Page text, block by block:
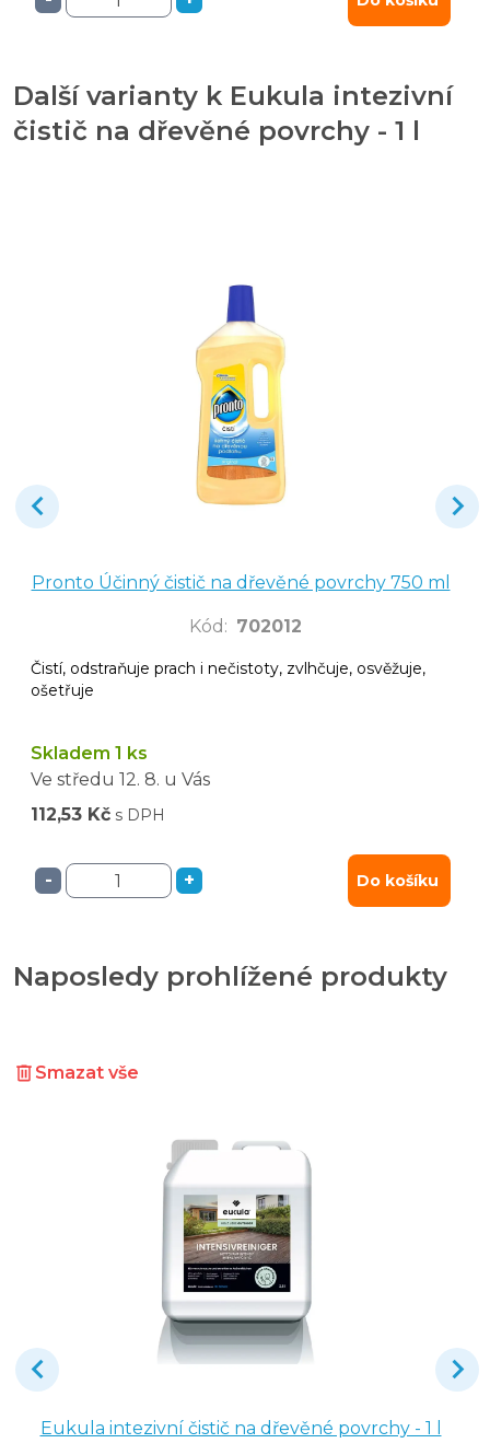
Další varianty k Eukula intezivní
čistič na dřevěné povrchy - 1 l
Pronto Účinný čistič na dřevěné povrchy 750 ml
Kód : 702012
Čistí, odstraňuje prach i nečistoty, zvlhčuje, osvěžuje,
ošetřuje
Skladem 1 ks
Ve středu 12. 8. u Vás
112,53 Kč s DPH
- + Do košíku
Naposledy prohlížené produkty
Smazat vše
Eukula intezivní čistič na dřevěné povrchy - 1 l